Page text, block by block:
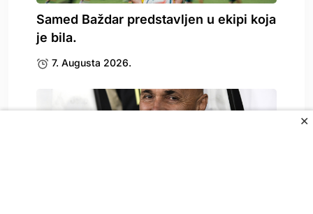
✕
Samed Baždar predstavljen u ekipi koja
je bila.
7. Augusta 2026.